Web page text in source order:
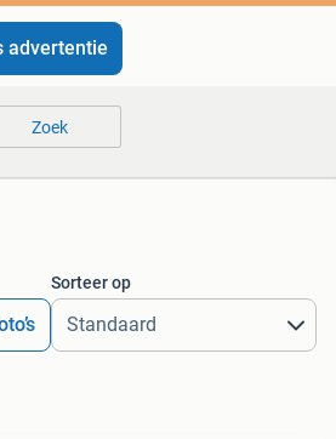
advertentie
Zoek
Sorteer op